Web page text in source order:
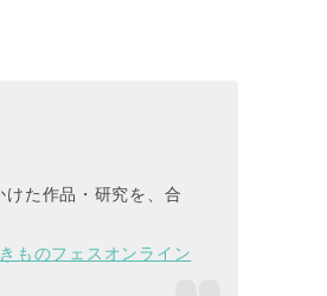
た作品・研究を、合
ものフェスオンライン